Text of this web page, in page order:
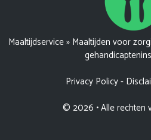
Maaltijdservice» Maaltijden voor
Privacy Policy-
© 2026 • Alle rechten